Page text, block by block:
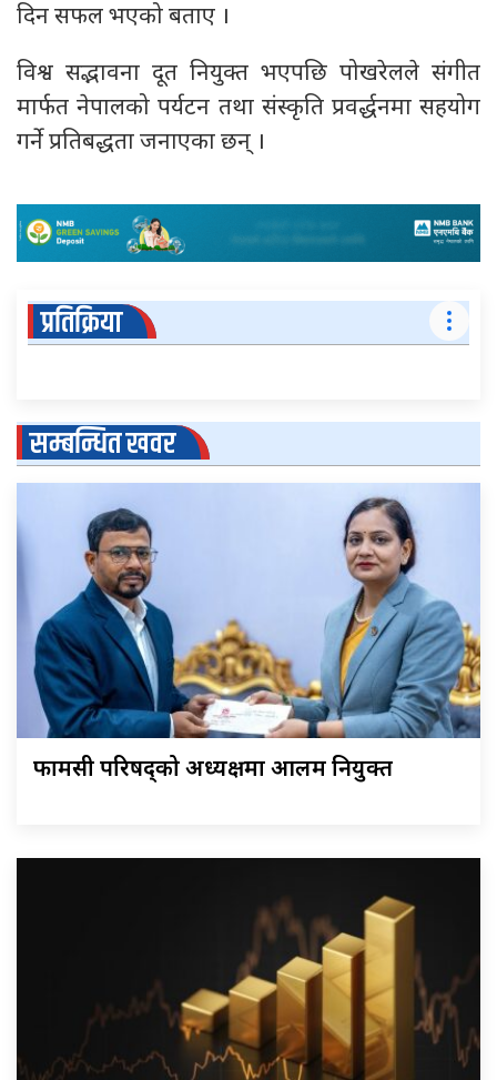
दिन सफल भएको बताए ।
विश्व सद्भावना दूत नियुक्त भएपछि पोखरेलले संगीत
मार्फत नेपालको पर्यटन तथा संस्कृति प्रवर्द्धनमा सहयोग
गर्ने प्रतिबद्धता जनाएका छन् ।
प्रतिक्रिया
सम्बन्धित खवर
फार्मेसी परिषद्को अध्यक्षमा आलम नियुक्त